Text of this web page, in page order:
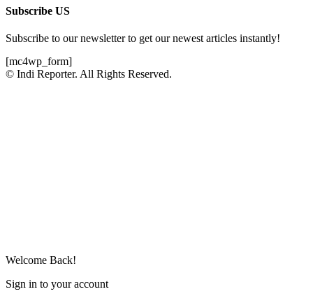
Subscribe US
Subscribe to our newsletter to get our newest articles instantly!
[mc4wp_form]
© Indi Reporter. All Rights Reserved.
Welcome Back!
Sign in to your account